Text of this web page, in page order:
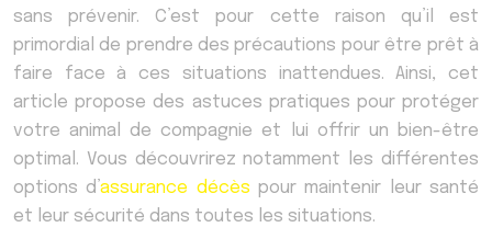
sans prévenir. C’est pour cette raison qu’il est
primordial de prendre des précautions pour être prêt à
faire face à ces situations inattendues. Ainsi, cet
article propose des astuces pratiques pour protéger
votre animal de compagnie et lui offrir un bien-être
optimal. Vous découvrirez notamment les différentes
options d’assurance décès pour maintenir leur santé
et leur sécurité dans toutes les situations.